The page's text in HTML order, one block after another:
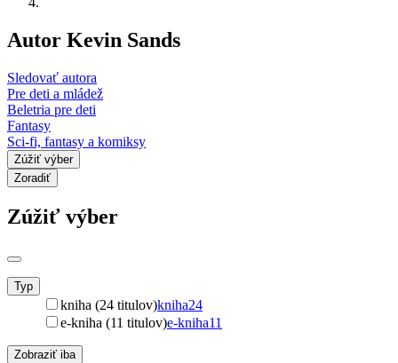
Autor Kevin Sands
Sledovať autora
Pre deti a mládež
Beletria pre deti
Fantasy
Sci-fi, fantasy a komiksy
Zúžiť výber
Zoradiť
Zúžiť výber
Typ
kniha (24 titulov)kniha24
e-kniha (11 titulov)e-kniha11
Zobraziť iba